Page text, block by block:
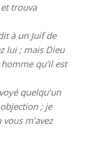
trouva
à un Juif de
lui ; mais Dieu
qu’il est
quelqu’un
; je
m’avez